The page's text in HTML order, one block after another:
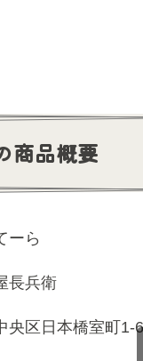
商品概要
ーら
長兵衛
央区日本橋室町1-